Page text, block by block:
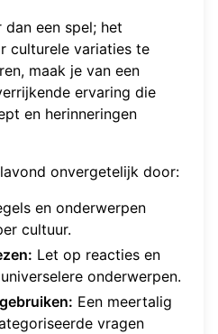
een spel; het
culturele variaties te
maak je van een
ervaring die
en herinneringen
onvergetelijk door:
en onderwerpen
cultuur.
Let op reacties en
onderwerpen.
Een meertalig
vragen